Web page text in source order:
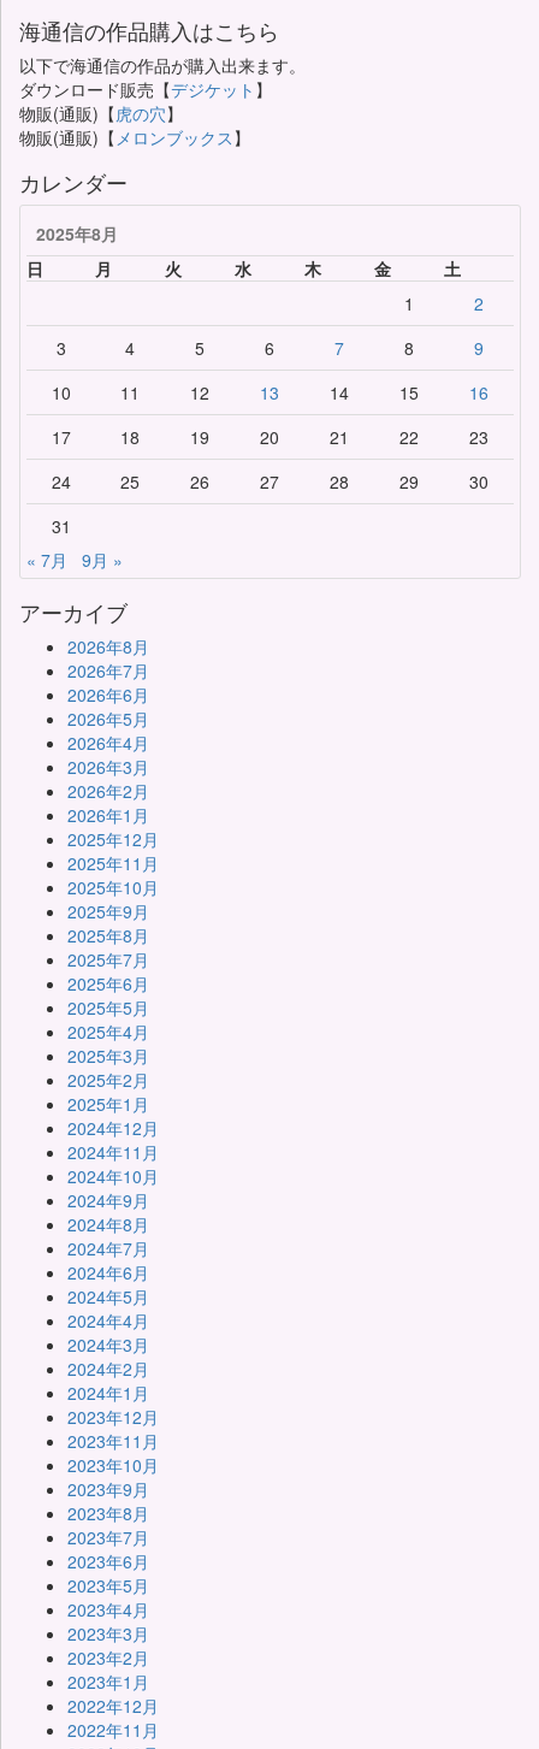
海通信の作品購入はこちら
以下で海通信の作品が購入出来ます。
ダウンロード販売【デジケット 】
物販(通販)【虎の穴】
物販(通販)【 メロンブックス 】
カレンダー
2025年8月
日
月 火 水 木 金
土
1
2
3
4 5 6 7 8
9
10
11 12 13 14 15
16
17
18 19 20 21 22
23
24
25 26 27 28 29
30
31
« 7月
9月 »
アーカイブ
2026年8月
2026年7月
2026年6月
2026年5月
2026年4月
2026年3月
2026年2月
2026年1月
2025年12月
2025年11月
2025年10月
2025年9月
2025年8月
2025年7月
2025年6月
2025年5月
2025年4月
2025年3月
2025年2月
2025年1月
2024年12月
2024年11月
2024年10月
2024年9月
2024年8月
2024年7月
2024年6月
2024年5月
2024年4月
2024年3月
2024年2月
2024年1月
2023年12月
2023年11月
2023年10月
2023年9月
2023年8月
2023年7月
2023年6月
2023年5月
2023年4月
2023年3月
2023年2月
2023年1月
2022年12月
2022年11月